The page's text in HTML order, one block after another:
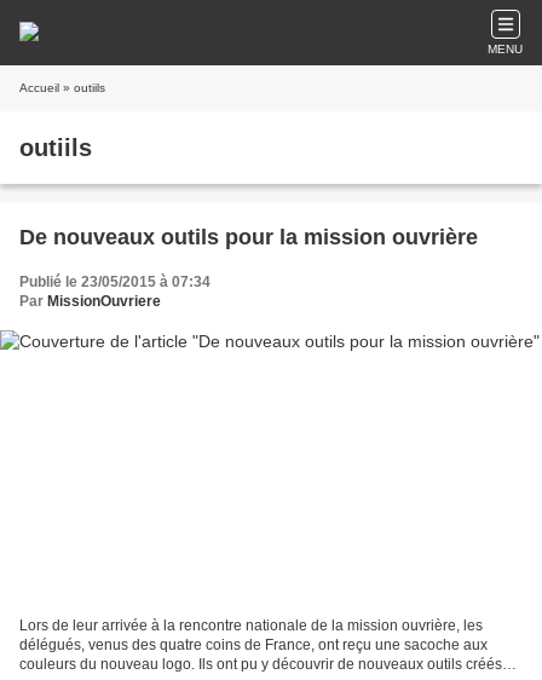
MENU
Accueil » outiils
outiils
De nouveaux outils pour la mission ouvrière
Publié le 23/05/2015 à 07:34
Par MissionOuvriere
Lors de leur arrivée à la rencontre nationale de la mission ouvrière, les
délégués, venus des quatre coins de France, ont reçu une sacoche aux
couleurs du nouveau logo. Ils ont pu y découvrir de nouveaux outils créés